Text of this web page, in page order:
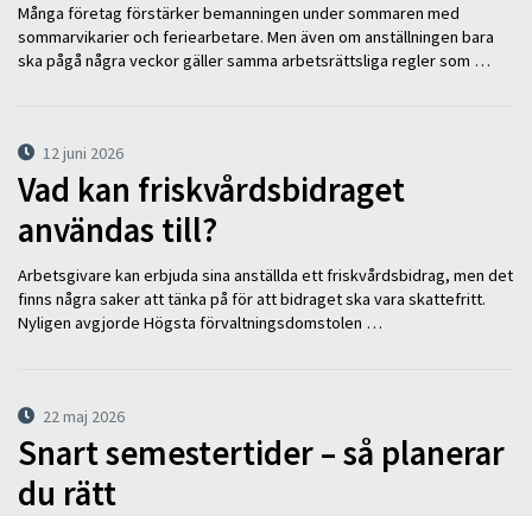
Många företag förstärker bemanningen under sommaren med
sommarvikarier och feriearbetare. Men även om anställningen bara
ska pågå några veckor gäller samma arbetsrättsliga regler som …
12 juni 2026
Vad kan friskvårdsbidraget
användas till?
Arbetsgivare kan erbjuda sina anställda ett friskvårdsbidrag, men det
finns några saker att tänka på för att bidraget ska vara skattefritt.
Nyligen avgjorde Högsta förvaltningsdomstolen …
22 maj 2026
Snart semestertider – så planerar
du rätt